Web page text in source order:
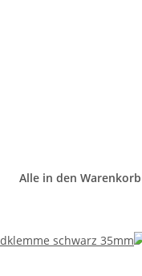
Alle in den Warenkorb